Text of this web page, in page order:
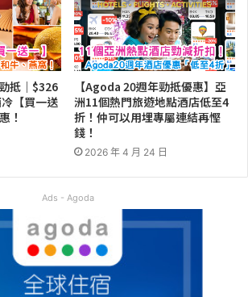
抵｜$326
【買一送
！
【Agoda 20週年勁抵優惠】亞
洲11個熱門旅遊地點酒店低至4
折！仲可以用埋專屬連結再慳
錢！
2026 年 4 月 24 日
Ads - Agoda